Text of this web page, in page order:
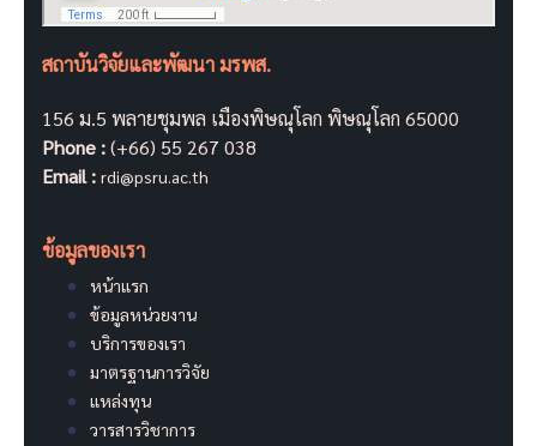
สถาบันวิจัยและพัฒนา มรพส.
156 ม.5 พลายชุมพล เมืองพิษณุโลก พิษณุโลก 65000
Phone :(+66) 55 267 038
Email : rdi@psru.ac.th
ข้อมูลของเรา
หน้าแรก
ข้อมูลหน่วยงาน
บริการของเรา
มาตรฐานการวิจัย
แหล่งทุน
วารสารวิชาการ